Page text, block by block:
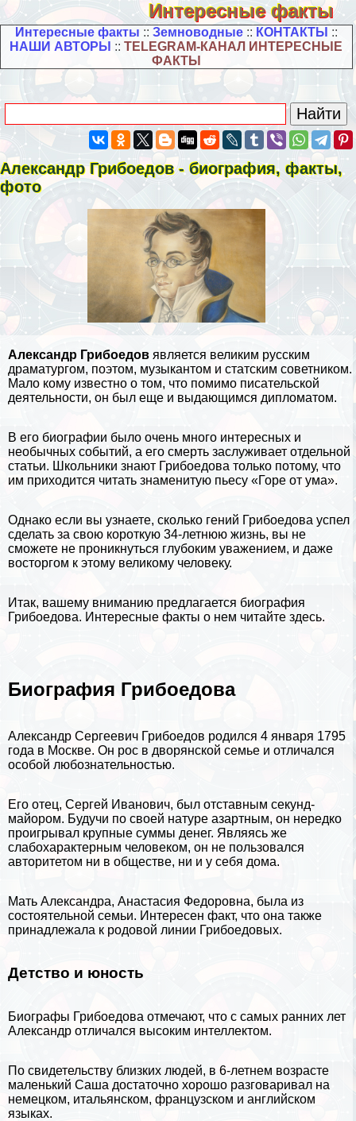
Интересные факты
Интересные факты :: Земноводные:: КОНТАКТЫ ::
НАШИ АВТОРЫ ::TELEGRAM-КАНАЛ ИНТЕРЕСНЫЕ
ФАКТЫ
Александр Грибоедов - биография, факты,
фото
Александр Грибоедов является великим русским
драматургом, поэтом, музыкантом и статским советником.
Мало кому известно о том, что помимо писательской
деятельности, он был еще и выдающимся дипломатом.
В его биографии было очень много интересных и
необычных событий, а его cмepть заслуживает отдельной
статьи. Школьники знают Грибоедова только потому, что
им приходится читать знаменитую пьесу «Горе от ума».
Однако если вы узнаете, сколько гений Грибоедова успел
сделать за свою короткую 34-летнюю жизнь, вы не
сможете не проникнуться глубоким уважением, и даже
восторгом к этому великому человеку.
Итак, вашему вниманию предлагается биография
Грибоедова. Интересные факты о нем читайте здесь.
Биография Грибоедова
Александр Сергеевич Грибоедов родился 4 января 1795
года в Москве. Он рос в дворянской семье и отличался
особой любознательностью.
Его отец, Сергeй Иванович, был отставным секунд-
майором. Будучи по своей натуре азapтным, он нередко
проигрывал крупные суммы денег. Являясь же
слабохаpaктерным человеком, он не пользовался
авторитетом ни в обществе, ни и у себя дома.
Мать Александра, Анастасия Федоровна, была из
состоятельной семьи. Интересен факт, что она также
принадлежала к родовой линии Грибоедовых.
Детство и юность
Биографы Грибоедова отмечают, что с самых ранних лет
Александр отличался высоким интеллектом.
По свидетельству близких людей, в 6-летнем возрасте
маленький Саша достаточно хорошо разговаривал на
немецком, итальянском, французском и английском
языках.